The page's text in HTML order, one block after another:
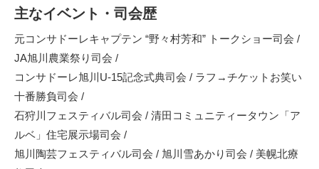
主なイベント・司会歴
元コンサドーレキャプテン “野々村芳和” トークショー司会 /
JA旭川農業祭り司会 /
コンサドーレ旭川U-15記念式典司会 / ラフ→チケットお笑い
十番勝負司会 /
石狩川フェスティバル司会 / 清田コミュニティータウン「ア
ルベ」住宅展示場司会 /
旭川陶芸フェスティバル司会 / 旭川雪あかり司会 / 美幌北療